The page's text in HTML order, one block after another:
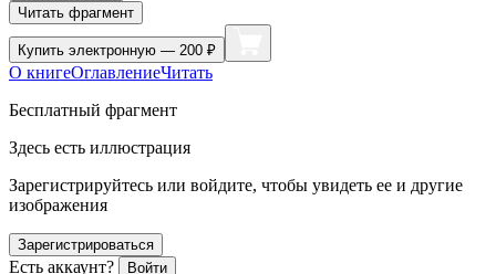
Читать фрагмент
Купить электронную — 200 ₽
О книгеОглавлениеЧитать
Бесплатный фрагмент
Здесь есть иллюстрация
Зарегистрируйтесь или войдите, чтобы увидеть ее и другие
изображения
Зарегистрироваться
Есть аккаунт? Войти